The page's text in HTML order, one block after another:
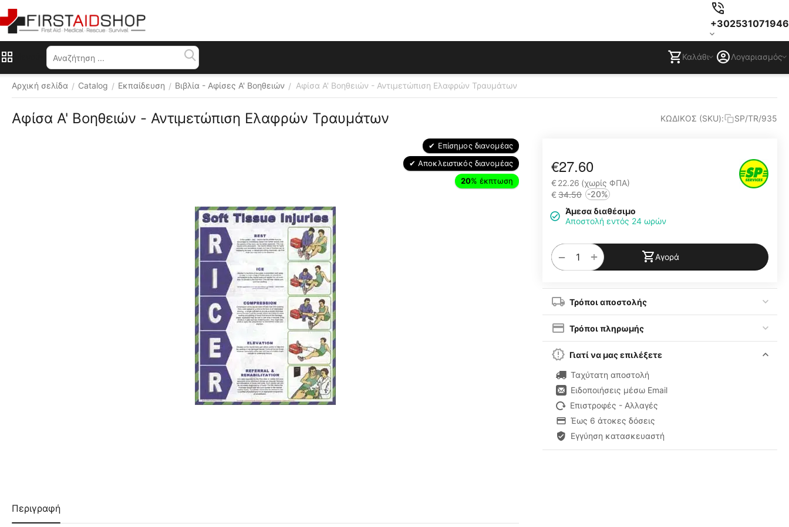
+302531071946
Καλάθι Λογαριασμός
Αρχική σελίδα / Catalog / Εκπαίδευση / Βιβλία - Αφίσες Α' Βοηθειών / Αφίσα Α' Βοηθειών - Αντιμετώπιση Ελαφρών Τραυμάτων
Αφίσα Α' Βοηθειών - Αντιμετώπιση Ελαφρών Τραυμάτων ΚΩΔΙΚΟΣ (SKU): SP/TR/935
✔ Επίσημος διανομέας
✔ Αποκλειστικός διανομέας
20% έκπτωση
€27.60
€22.26 (χωρίς ΦΠΑ)
€34.50 -20%
Άμεσα διαθέσιμο
Αποστολή εντός 24 ωρών
+
− Αγορά
Τρόποι αποστολής
Τρόποι πληρωμής
Γιατί να μας επιλέξετε
Ταχύτατη αποστολή
Ειδοποιήσεις μέσω Email
Επιστροφές - Αλλαγές
Έως 6 άτοκες δόσεις
Εγγύηση κατασκευαστή
Περιγραφή